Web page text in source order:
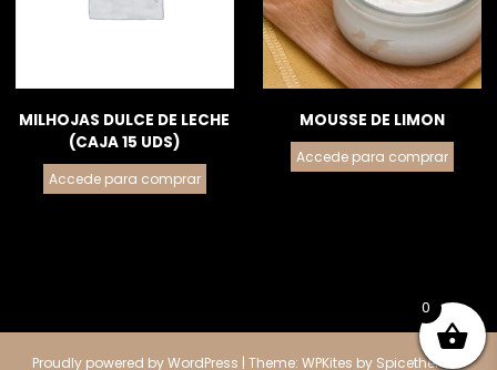
MILHOJAS DULCE DE LECHE
(CAJA 15 UDS)
Accede para comprar
MOUSSE DE LIMON
Accede para comprar
Proudly powered byWordPress | Theme: WPKites by Spicethemes
0